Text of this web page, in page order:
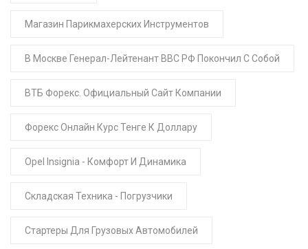
Магазин Парикмахерских Инструментов
В Москве Генерал-Лейтенант ВВС РФ Покончил С Собой
ВТБ Форекс. Официальный Сайт Компании
Форекс Онлайн Курс Тенге К Доллару
Opel Insignia - Комфорт И Динамика
Складская Техника - Погрузчики
Стартеры Для Грузовых Автомобилей